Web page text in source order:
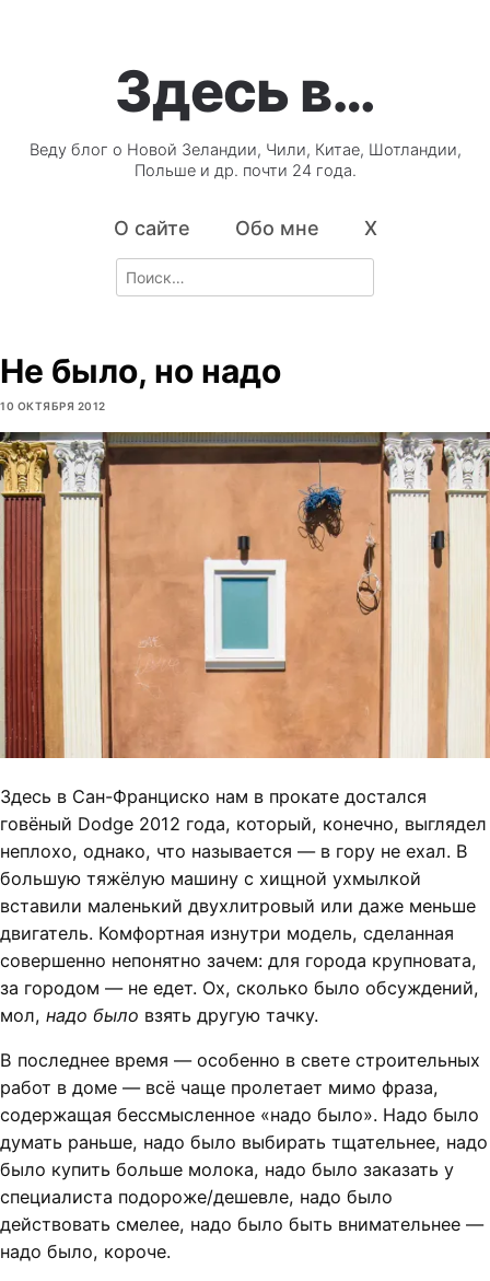
Здесь в…
Веду блог о Новой Зеландии, Чили, Китае, Шотландии,
Польше и др. почти 24 года.
О сайте Обо мне X
Search
for:
Не было, но надо
10 ОКТЯБРЯ 2012
Здесь в Сан-Франциско нам в прокате достался
говёный Dodge 2012 года, который, конечно, выглядел
неплохо, однако, что называется — в гору не ехал. В
большую тяжёлую машину с хищной ухмылкой
вставили маленький двухлитровый или даже меньше
двигатель. Комфортная изнутри модель, сделанная
совершенно непонятно зачем: для города крупновата,
за городом — не едет. Ох, сколько было обсуждений,
мол, надо было взять другую тачку.
В последнее время — особенно в свете строительных
работ в доме — всё чаще пролетает мимо фраза,
содержащая бессмысленное «надо было». Надо было
думать раньше, надо было выбирать тщательнее, надо
было купить больше молока, надо было заказать у
специалиста подороже/дешевле, надо было
действовать смелее, надо было быть внимательнее —
надо было, короче.